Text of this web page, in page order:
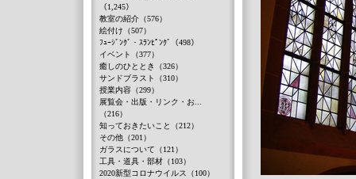
（1,245）
教室の紹介（576）
絵付け（507）
ﾌｭｰｼﾞﾝｸﾞ・ｽﾗﾝﾋﾟﾝｸﾞ（498）
イベント（377）
癒しのひととき（326）
サンドブラスト（310）
授業内容（299）
展覧会・出版・リンク・お...
（216）
知っておきたいこと（212）
その他（201）
ガラスについて（121）
工具・道具・部材（103）
2020新型コロナウイルス（100）